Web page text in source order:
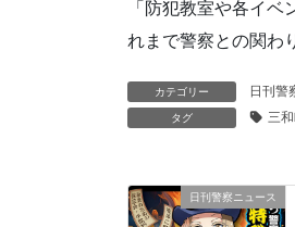
「防犯教室や各イ
れまで警察との関わ
カテゴリー 日刊警
タグ 三
日刊警察ニュース